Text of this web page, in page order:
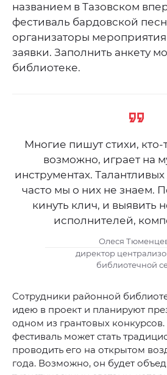
названием в Тазовском
фестиваль бардовской
организаторы
заявки. Заполнить анкету
библиотеке.
Многие пишут стихи, кто-
возможно, играет на
инструментах.
часто мы о них не знаем.
кинуть клич, и выявить
исполнителей,
Олеся
директор
библиотечной
Сотрудники районной
идею в проект и планируют
одном из грантовых
фестиваль может стать
проводить его на открытом
года. Возможно, он будет